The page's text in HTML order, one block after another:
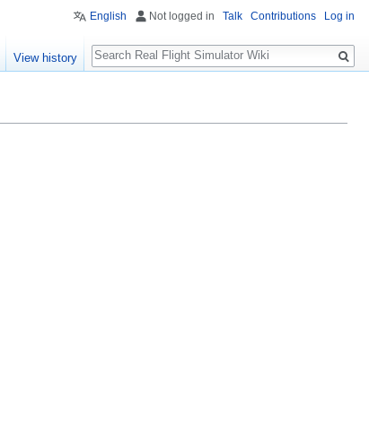
English Not logged in Talk Contributions Log in
View history
Search